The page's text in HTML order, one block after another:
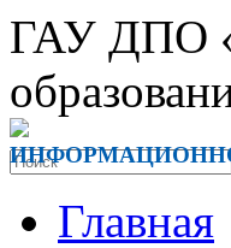
ГАУ ДПО
Главная